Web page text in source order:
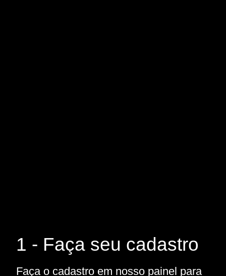
1 - Faça seu cadastro
Faça o cadastro em nosso painel para